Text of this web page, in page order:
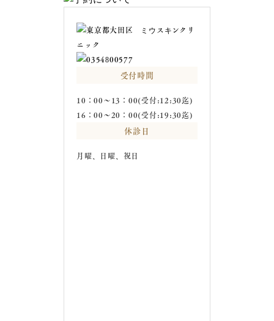
受付時間
10：00～13：00(受付:12:30迄)
16：00～20：00(受付:19:30迄)
休診日
月曜、日曜、祝日